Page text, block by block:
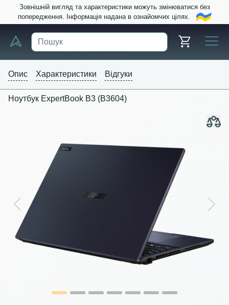
Зовнішній вигляд та характеристики можуть змінюватися без
попередження. Інформація надана в ознайомчих цілях.
Опис Характеристики Відгуки
Ноутбук ExpertBook B3 (B3604)
Previous Next